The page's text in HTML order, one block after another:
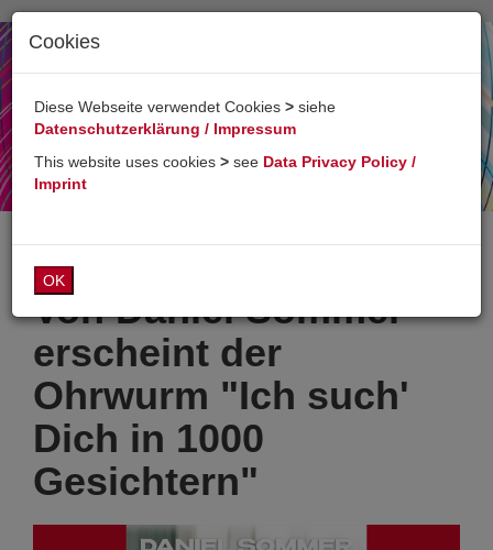
Toggle
Von Daniel Sommer
erscheint der
Ohrwurm "Ich such'
Dich in 1000
Gesichtern"
Cookies
Diese Webseite verwendet Cookies > siehe
Datenschutzerklärung / Impressum
This website uses cookies > see Data Privacy Policy /
Imprint
OK